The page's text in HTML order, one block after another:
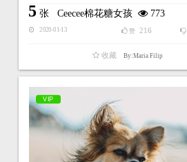
5张 Ceecee棉花糖女孩 773
2020-01-13 赞 216
收藏 By:Maria Filip
VIP